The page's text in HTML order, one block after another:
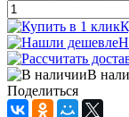
В
Поделиться